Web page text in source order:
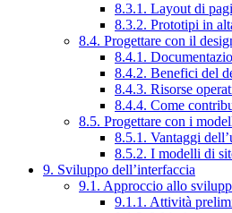
8.3.1. Layout di
8.3.2. Prototipi in
8.4. Progettare con il
8.4.1.
8.4.2. Benefici del
8.4.3. Risorse
8.4.4. Come
8.5. Progettare con i
8.5.1. Vantaggi
8.5.2. I modelli di
9. Sviluppo dell’interfaccia
9.1. Approccio allo
9.1.1. Attività